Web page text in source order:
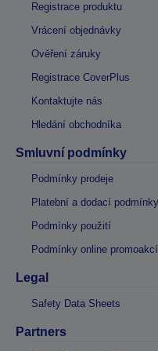
Registrace produktu
Vrácení objednávky
Ověření záruky
Registrace CoverPlus
Kontaktujte nás
Hledání obchodníka
Smluvní podmínky
Podmínky prodeje
Platební a dodací podmínky
Podmínky použití
Podmínky online promoakcí
Legal
Safety Data Sheets
Partners